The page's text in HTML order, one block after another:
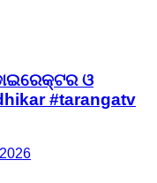
ଓ
#tarangatv